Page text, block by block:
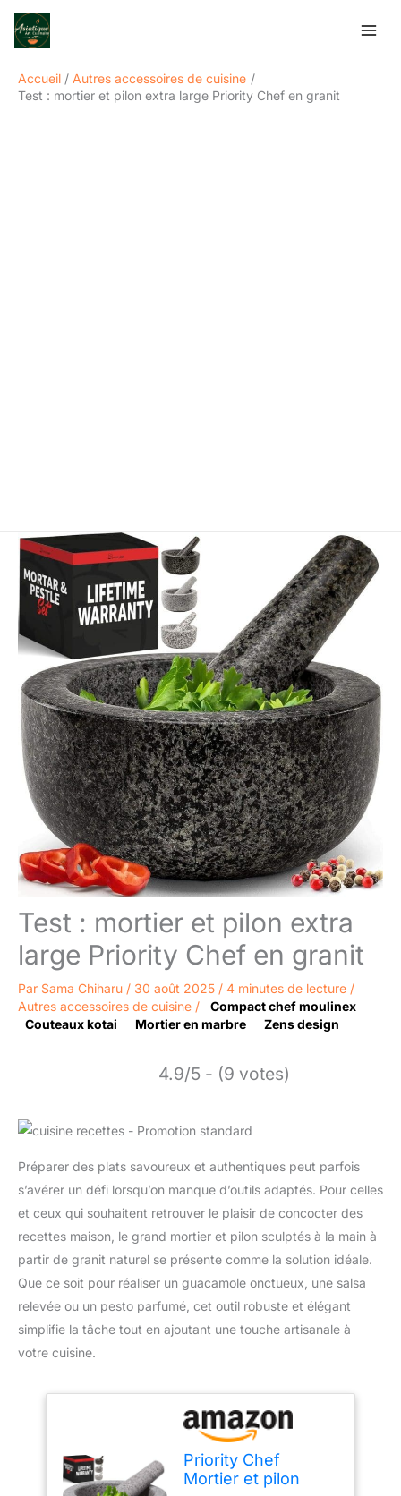
Aller
Accueil
Autres accessoires de cuisine
Test : mortier et pilon extra large Priority Chef en granit
Test : mortier et pilon extra
large Priority Chef en granit
Par Sama Chiharu / 30 août 2025 / 4 minutes de lecture /
Autres accessoires de cuisine /
Compact chef moulinex
Couteaux kotai
Mortier en marbre Zens design
4.9/5 - (9 votes)
Préparer des plats savoureux et authentiques peut parfois
s’avérer un défi lorsqu’on manque d’outils adaptés. Pour celles
et ceux qui souhaitent retrouver le plaisir de concocter des
recettes maison, le grand mortier et pilon sculptés à la main à
partir de granit naturel se présente comme la solution idéale.
Que ce soit pour réaliser un guacamole onctueux, une salsa
relevée ou un pesto parfumé, cet outil robuste et élégant
simplifie la tâche tout en ajoutant une touche artisanale à
votre cuisine.
Priority Chef
Mortier et pilon
Rechercher